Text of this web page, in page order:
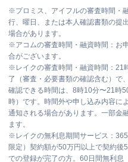
※プロミス、アイフルの審査時間・
行、曜日、または本人確認書類の提
場合があります。
※アコムの審査時間・融資時間：お
合がございます。
※ レイクの審査時間・融資時間：
了（審査・必要書類の確認含む）で
確認できる時間は、8時10分〜21時
時）です。時間外や申し込み内容に
通知される場合があります。一部金
ます。
※ レイクの無利息期間サービス：
限定）契約額が50万円以上で契約後
での登録が完了の方。60日間無利息